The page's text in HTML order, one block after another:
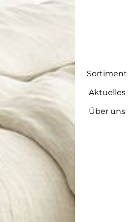
Sortiment
Aktuelles
Über uns